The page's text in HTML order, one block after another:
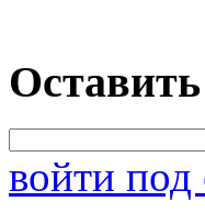
войти